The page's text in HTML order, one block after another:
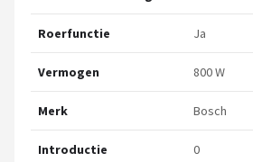
Roerfunctie Ja
Vermogen 800 W
Merk Bosch
Introductie 0